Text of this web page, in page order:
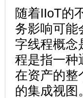
随着IIoT的
务影响可能
字线程概念
程是指一种
在资产的整
的集成视图